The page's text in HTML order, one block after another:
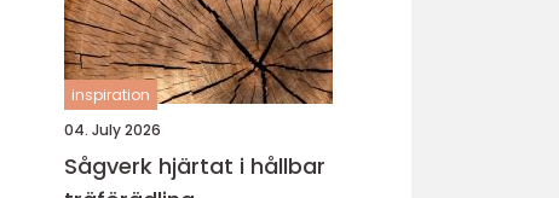
inspiration
04. July 2026
Sågverk hjärtat i hållbar